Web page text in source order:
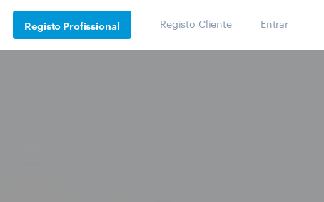
Registo Profissional Registo Cliente Entrar